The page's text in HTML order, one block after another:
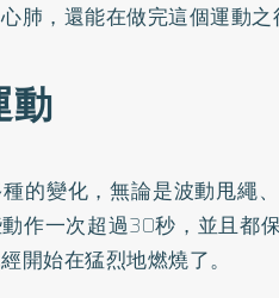
肺，還能在做完這個運動之
動
的變化，無論是波動甩繩
作一次超過30秒，並且都
開始在猛烈地燃燒了。